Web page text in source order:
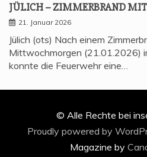
JÜLICH – ZIM­MER­BRAND
21. Januar 2026
Jülich (ots) Nach einem
Mittwochmorgen (21.01.2026)
konnte die Feuerwehr eine…
© Alle Rechte bei
Proudly powered by
Magazine by